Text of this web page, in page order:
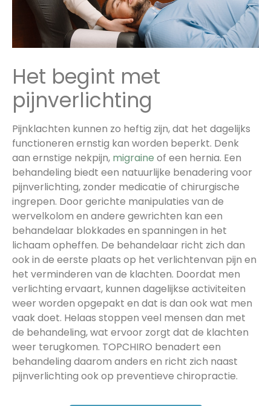
Het begint met
pijnverlichting
Pijnklachten kunnen zo heftig zijn, dat het dagelijks
functioneren ernstig kan worden beperkt. Denk
aan ernstige nekpijn, migraine of een hernia. Een
behandeling biedt een natuurlijke benadering voor
pijnverlichting, zonder medicatie of chirurgische
ingrepen. Door gerichte manipulaties van de
wervelkolom en andere gewrichten kan een
behandelaar blokkades en spanningen in het
lichaam opheffen. De behandelaar richt zich dan
ook in de eerste plaats op het verlichtenvan pijn en
het verminderen van de klachten. Doordat men
verlichting ervaart, kunnen dagelijkse activiteiten
weer worden opgepakt en dat is dan ook wat men
vaak doet. Helaas stoppen veel mensen dan met
de behandeling, wat ervoor zorgt dat de klachten
weer terugkomen. TOPCHIRO benadert een
behandeling daarom anders en richt zich naast
pijnverlichting ook op preventieve chiropractie.